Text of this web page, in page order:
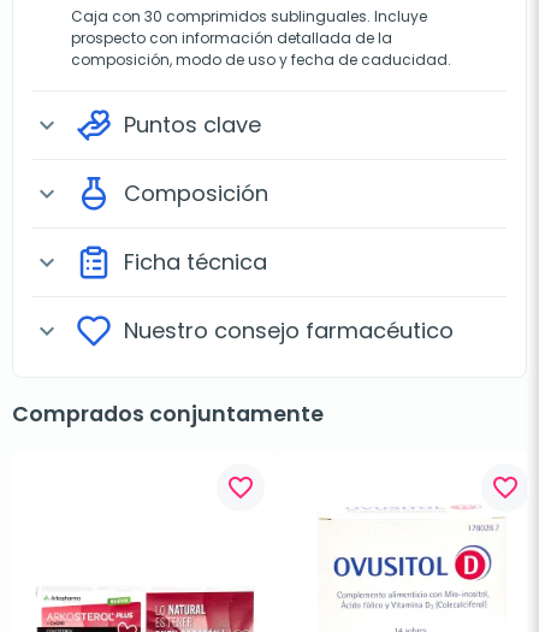
Caja con 30 comprimidos sublinguales. Incluye
prospecto con información detallada de la
composición, modo de uso y fecha de caducidad.
expand_more Puntos clave
expand_more Composición
expand_more Ficha técnica
expand_more Nuestro consejo farmacéutico
Comprados conjuntamente
favorite_border favorite_border